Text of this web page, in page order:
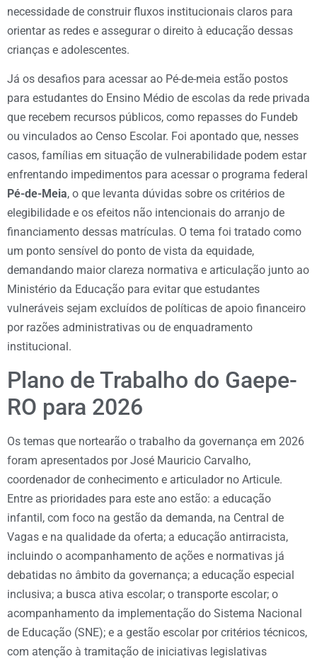
necessidade de construir fluxos institucionais claros para
orientar as redes e assegurar o direito à educação dessas
crianças e adolescentes.
Já os desafios para acessar ao Pé-de-meia estão postos
para estudantes do Ensino Médio de escolas da rede privada
que recebem recursos públicos, como repasses do Fundeb
ou vinculados ao Censo Escolar. Foi apontado que, nesses
casos, famílias em situação de vulnerabilidade podem estar
enfrentando impedimentos para acessar o programa federal
Pé-de-Meia, o que levanta dúvidas sobre os critérios de
elegibilidade e os efeitos não intencionais do arranjo de
financiamento dessas matrículas. O tema foi tratado como
um ponto sensível do ponto de vista da equidade,
demandando maior clareza normativa e articulação junto ao
Ministério da Educação para evitar que estudantes
vulneráveis sejam excluídos de políticas de apoio financeiro
por razões administrativas ou de enquadramento
institucional.
Plano de Trabalho do Gaepe-
RO para 2026
Os temas que nortearão o trabalho da governança em 2026
foram apresentados por José Mauricio Carvalho,
coordenador de conhecimento e articulador no Articule.
Entre as prioridades para este ano estão: a educação
infantil, com foco na gestão da demanda, na Central de
Vagas e na qualidade da oferta; a educação antirracista,
incluindo o acompanhamento de ações e normativas já
debatidas no âmbito da governança; a educação especial
inclusiva; a busca ativa escolar; o transporte escolar; o
acompanhamento da implementação do Sistema Nacional
de Educação (SNE); e a gestão escolar por critérios técnicos,
com atenção à tramitação de iniciativas legislativas